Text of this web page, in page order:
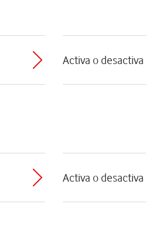
Activa o
Activa o